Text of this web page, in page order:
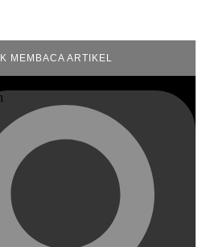
MEMBACA ARTIKEL